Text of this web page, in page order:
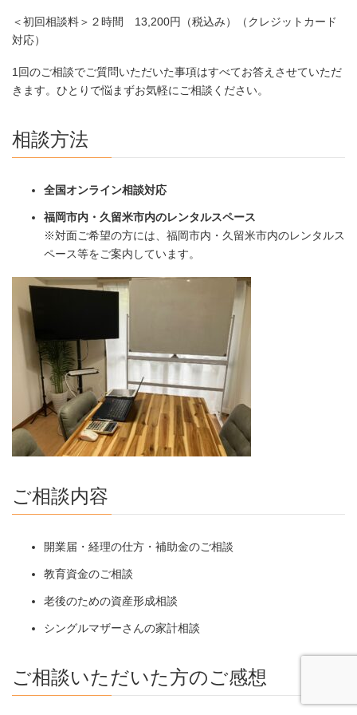
＜初回相談料＞２時間 13,200円（税込み）（クレジットカード
対応）
1回のご相談でご質問いただいた事項はすべてお答えさせていただ
きます。ひとりで悩まずお気軽にご相談ください。
相談方法
全国オンライン相談対応
福岡市内・久留米市内のレンタルスペース
※対面ご希望の方には、福岡市内・久留米市内のレンタルス
ペース等をご案内しています。
ご相談内容
開業届・経理の仕方・補助金のご相談
教育資金のご相談
老後のための資産形成相談
シングルマザーさんの家計相談
ご相談いただいた方のご感想